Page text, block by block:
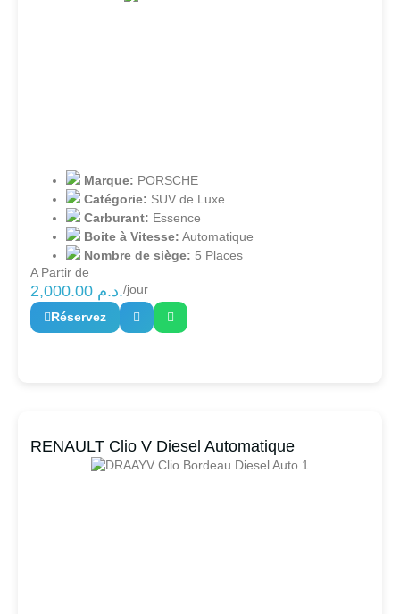
Marque: PORSCHE
Catégorie: SUV de Luxe
Carburant: Essence
Boite à Vitesse: Automatique
Nombre de siège: 5 Places
A Partir de
2,000.00 د.م./jour
Réservez
RENAULT Clio V Diesel Automatique